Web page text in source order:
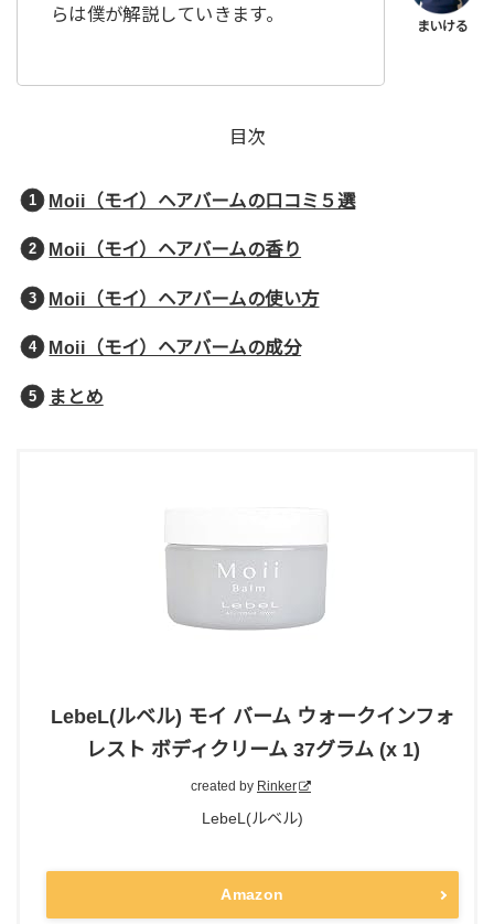
らは僕が解説していきます。
目次
Moii（モイ）ヘアバームの口コミ５選
Moii（モイ）ヘアバームの香り
Moii（モイ）ヘアバームの使い方
Moii（モイ）ヘアバームの成分
まとめ
LebeL(ルベル) モイ バーム ウォークインフォ
レスト ボディクリーム 37グラム (x 1)
created by Rinker
LebeL(ルベル)
Amazon